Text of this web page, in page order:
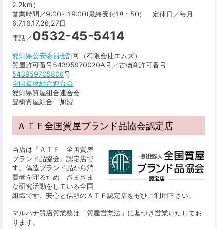
2.2km）
営業時間／9:00～19:00(最終受付18：50） 定休日／毎月
6,7,16,17,26,27日
電話／0532-45-5414
愛知県公安委員会許可（有限会社エムズ）
質屋許可番号54395970020A号／古物商許可番号
543959705800号
全国質屋組合連合会
愛知県質屋組合連合会
豊橋質屋組合 加盟
ＡＴＦ全国質屋ブランド品協会認定店
当店は『ＡＴＦ 全国質屋
ブランド品協会』認定店で
す。偽造ブランド品から消
費者を守るため、さまざま
な研究活動をしている全国
組織です。安心と信頼のＡＴＦ認定店をぜひご利用下さい。
マルハナ質店質業務は「質屋営業法」に基づき営業いたしてお
ります。